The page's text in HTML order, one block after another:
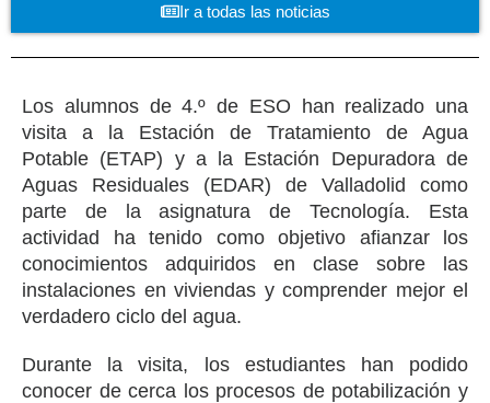
Ir a todas las noticias
Los alumnos de 4.º de ESO han realizado una
visita a la Estación de Tratamiento de Agua
Potable (ETAP) y a la Estación Depuradora de
Aguas Residuales (EDAR) de Valladolid como
parte de la asignatura de Tecnología. Esta
actividad ha tenido como objetivo afianzar los
conocimientos adquiridos en clase sobre las
instalaciones en viviendas y comprender mejor el
verdadero ciclo del agua.
Durante la visita, los estudiantes han podido
conocer de cerca los procesos de potabilización y